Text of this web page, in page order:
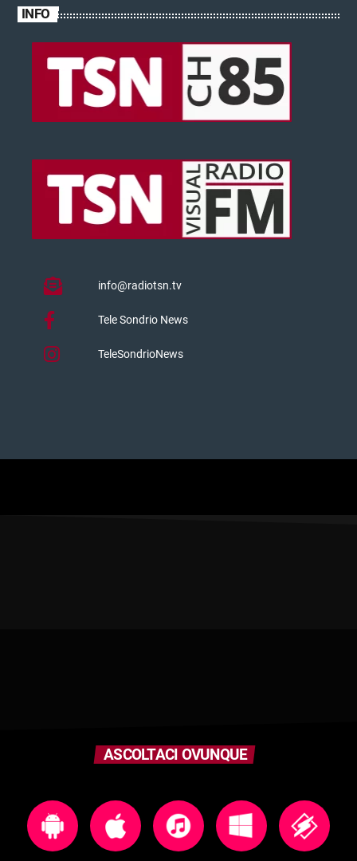
INFO
info@radiotsn.tv
Tele Sondrio News
TeleSondrioNews
ASCOLTACI OVUNQUE